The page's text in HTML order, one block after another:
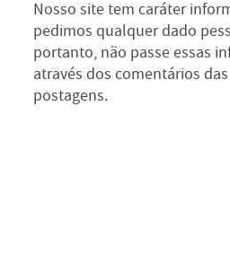
Nosso site tem caráter
pedimos qualquer dado
portanto, não passe essas
através dos comentários das
postagens.